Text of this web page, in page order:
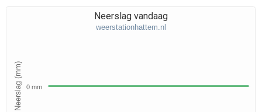
Neerslag (mm)
Neerslag vandaag
weerstationhattem.nl
0 mm